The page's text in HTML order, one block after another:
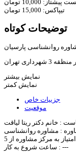
پیشتاز: 10,000 تومان
تیپاکس: 15,000 تومان
توضیحات کوتاه
روانشناسی پارسیان
تهران
نمایش بیشتر
نمایش کمتر
جزییات خاص
موقعیت
: خانم دكتر ريتا لياقت
: مشاوره روانشناسی
ساعت شروع به کار : ---